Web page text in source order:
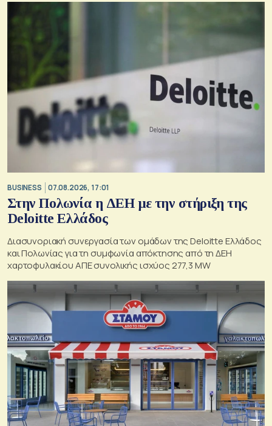
BUSINESS 07.08.2026, 17:01
Στην Πολωνία η ΔΕΗ με την στήριξη της
Deloitte Ελλάδος
Διασυνοριακή συνεργασία των ομάδων της Deloitte Ελλάδος
και Πολωνίας για τη συμφωνία απόκτησης από τη ΔΕΗ
χαρτοφυλακίου ΑΠΕ συνολικής ισχύος 277,3 MW